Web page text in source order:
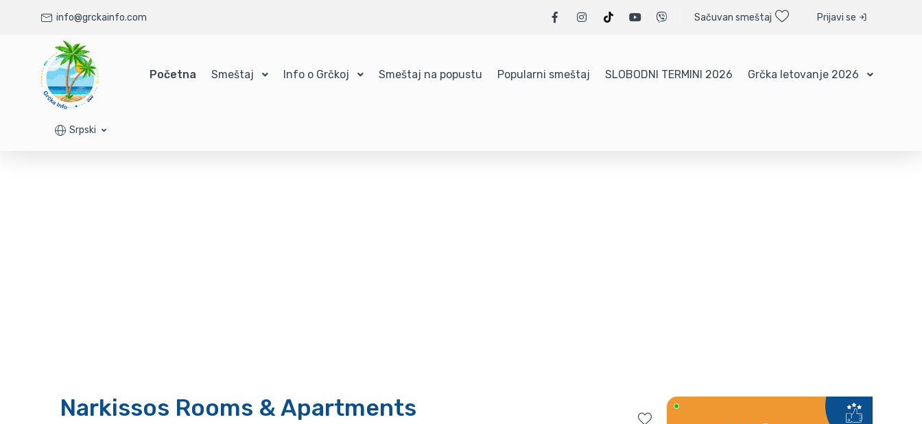
info@grckainfo.com Sačuvan smeštaj Prijavi se
Početna Smeštaj Info o Grčkoj Smeštaj na popustu Popularni smeštaj SLOBODNI TERMINI 2026 Grčka letovanje 2026
Srpski
Narkissos Rooms & Apartments